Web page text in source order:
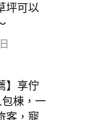
坪可以
】享佇
棟，一
客，寵